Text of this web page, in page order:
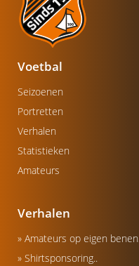
Voetbal
Seizoenen
Portretten
Verhalen
Statistieken
Amateurs
Verhalen
» Amateurs op eigen
» Shirtsponsoring..